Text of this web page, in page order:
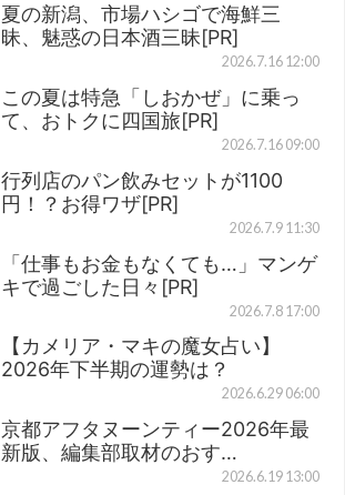
夏の新潟、市場ハシゴで海鮮三
昧、魅惑の日本酒三昧[PR]
2026.7.16 12:00
この夏は特急「しおかぜ」に乗っ
て、おトクに四国旅[PR]
2026.7.16 09:00
行列店のパン飲みセットが1100
円！？お得ワザ[PR]
2026.7.9 11:30
「仕事もお金もなくても…」マンゲ
キで過ごした日々[PR]
2026.7.8 17:00
【カメリア・マキの魔女占い】
2026年下半期の運勢は？
2026.6.29 06:00
京都アフタヌーンティー2026年最
新版、編集部取材のおす…
2026.6.19 13:00